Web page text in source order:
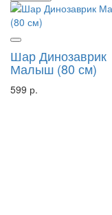
Шар Динозаврик
Малыш (80 см)
599 р.